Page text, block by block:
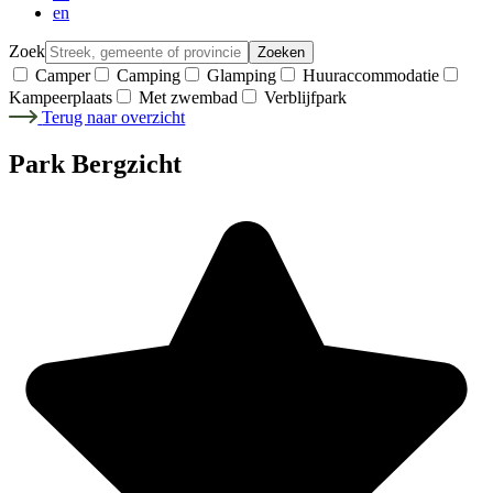
en
Zoek Zoeken
Camper Camping Glamping
Huuraccommodatie
Kampeerplaats
Met zwembad
Verblijfpark
Terug naar overzicht
Park Bergzicht